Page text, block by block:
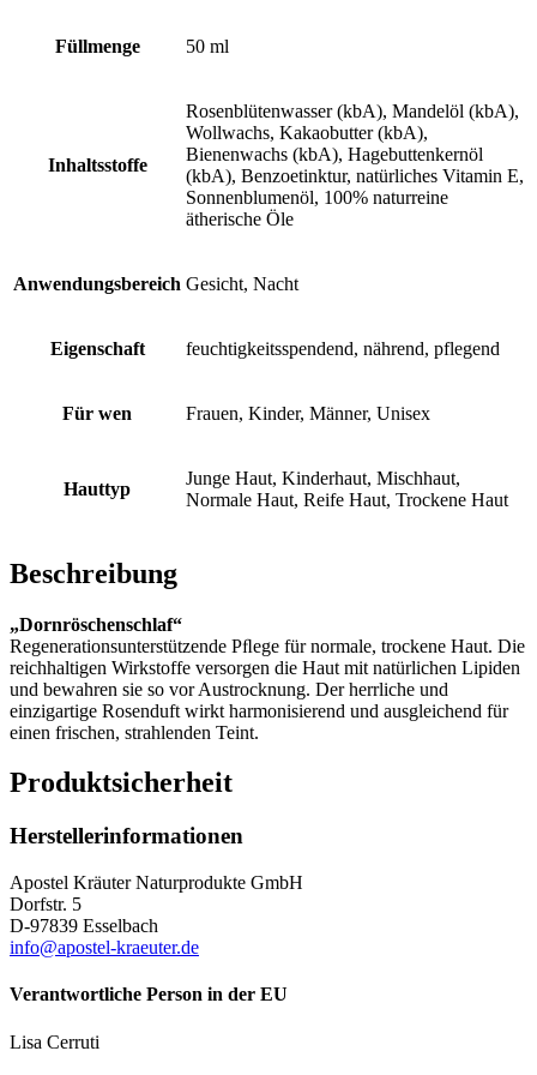
Füllmenge 50 ml
Inhaltsstoffe
Rosenblütenwasser (kbA), Mandelöl (kbA),
Wollwachs, Kakaobutter (kbA),
Bienenwachs (kbA), Hagebuttenkernöl
(kbA), Benzoetinktur, natürliches Vitamin E,
Sonnenblumenöl, 100% naturreine
ätherische Öle
Anwendungsbereich Gesicht, Nacht
Eigenschaft feuchtigkeitsspendend, nährend, pflegend
Für wen Frauen, Kinder, Männer, Unisex
Hauttyp
Junge Haut, Kinderhaut, Mischhaut,
Normale Haut, Reife Haut, Trockene Haut
Beschreibung
„Dornröschenschlaf“
Regenerationsunterstützende Pﬂege für normale, trockene Haut. Die
reichhaltigen Wirkstoffe versorgen die Haut mit natürlichen Lipiden
und bewahren sie so vor Austrocknung. Der herrliche und
einzigartige Rosenduft wirkt harmonisierend und ausgleichend für
einen frischen, strahlenden Teint.
Produktsicherheit
Herstellerinformationen
Apostel Kräuter Naturprodukte GmbH
Dorfstr. 5
D-97839 Esselbach
info@apostel-kraeuter.de
Verantwortliche Person in der EU
Lisa Cerruti